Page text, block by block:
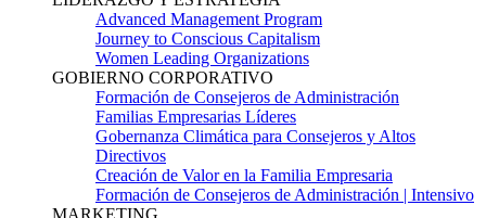
Advanced Management Program
Journey to Conscious Capitalism
Women Leading Organizations
GOBIERNO CORPORATIVO
Formación de Consejeros de Administración
Familias Empresarias Líderes
Gobernanza Climática para Consejeros y Altos
Directivos
Creación de Valor en la Familia Empresaria
Formación de Consejeros de Administración | Intensivo
MARKETING